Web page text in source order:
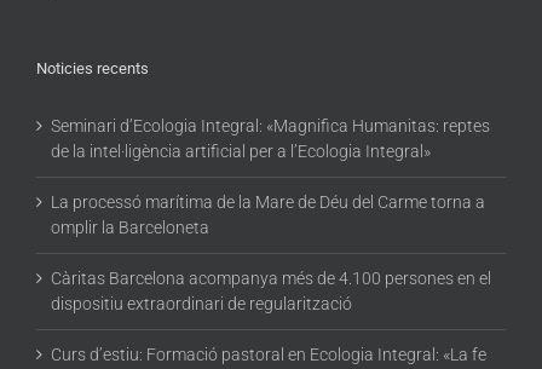
Noticies recents
Seminari d’Ecologia Integral: «Magnifica Humanitas: reptes
de la intel·ligència artificial per a l’Ecologia Integral»
La processó marítima de la Mare de Déu del Carme torna a
omplir la Barceloneta
Càritas Barcelona acompanya més de 4.100 persones en el
dispositiu extraordinari de regularització
Curs d’estiu: Formació pastoral en Ecologia Integral: «La fe